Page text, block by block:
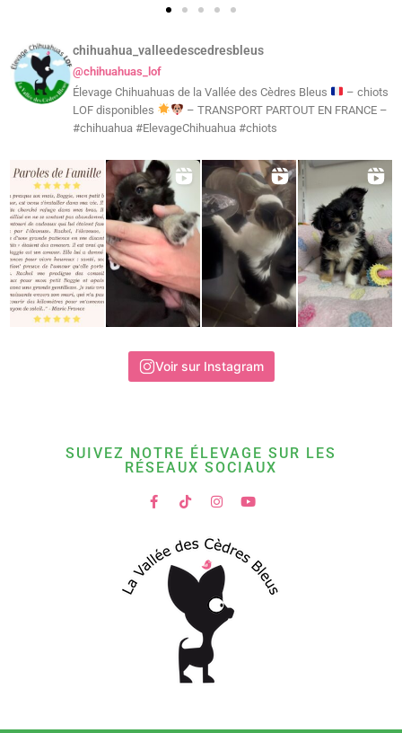
chihuahua_valleedescedresbleus
@chihuahuas_lof
Élevage Chihuahuas de la Vallée des Cèdres Bleus
– chiots
LOF disponibles
– TRANSPORT PARTOUT EN FRANCE –
#chihuahua #ElevageChihuahua #chiots
Voir sur Instagram
SUIVEZ NOTRE ÉLEVAGE SUR LES
RÉSEAUX SOCIAUX